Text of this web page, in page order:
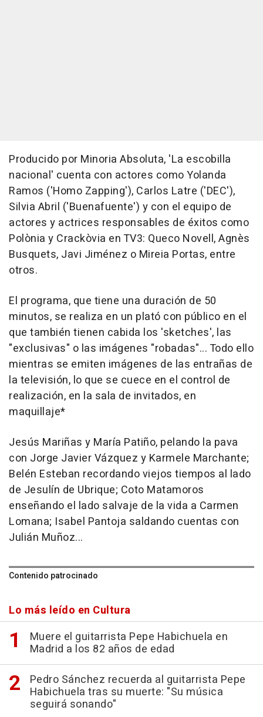
Producido por Minoria Absoluta, 'La escobilla
nacional' cuenta con actores como Yolanda
Ramos ('Homo Zapping'), Carlos Latre ('DEC'),
Silvia Abril ('Buenafuente') y con el equipo de
actores y actrices responsables de éxitos como
Polònia y Crackòvia en TV3: Queco Novell, Agnès
Busquets, Javi Jiménez o Mireia Portas, entre
otros.
El programa, que tiene una duración de 50
minutos, se realiza en un plató con público en el
que también tienen cabida los 'sketches', las
"exclusivas" o las imágenes "robadas"... Todo ello
mientras se emiten imágenes de las entrañas de
la televisión, lo que se cuece en el control de
realización, en la sala de invitados, en
maquillaje*
Jesús Mariñas y María Patiño, pelando la pava
con Jorge Javier Vázquez y Karmele Marchante;
Belén Esteban recordando viejos tiempos al lado
de Jesulín de Ubrique; Coto Matamoros
enseñando el lado salvaje de la vida a Carmen
Lomana; Isabel Pantoja saldando cuentas con
Julián Muñoz...
Contenido patrocinado
Lo más leído en Cultura
Muere el guitarrista Pepe Habichuela en
Madrid a los 82 años de edad
Pedro Sánchez recuerda al guitarrista Pepe
Habichuela tras su muerte: "Su música
seguirá sonando"